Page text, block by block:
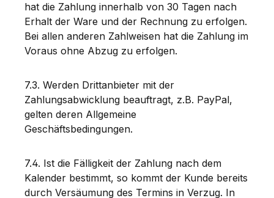
hat die Zahlung innerhalb von 30 Tagen nach
Erhalt der Ware und der Rechnung zu erfolgen.
Bei allen anderen Zahlweisen hat die Zahlung im
Voraus ohne Abzug zu erfolgen.
7.3. Werden Drittanbieter mit der
Zahlungsabwicklung beauftragt, z.B. PayPal,
gelten deren Allgemeine
Geschäftsbedingungen.
7.4. Ist die Fälligkeit der Zahlung nach dem
Kalender bestimmt, so kommt der Kunde bereits
durch Versäumung des Termins in Verzug. In